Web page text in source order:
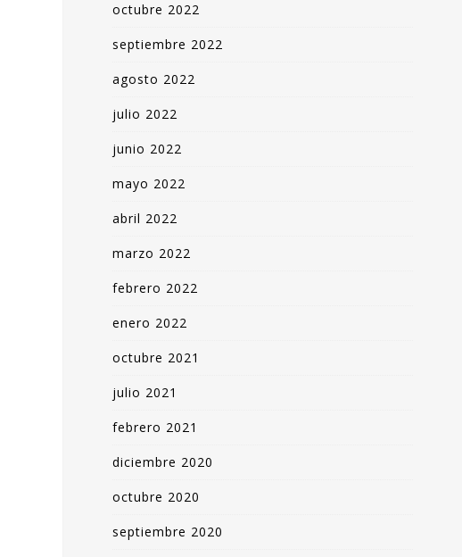
octubre 2022
septiembre 2022
agosto 2022
julio 2022
junio 2022
mayo 2022
abril 2022
marzo 2022
febrero 2022
enero 2022
octubre 2021
julio 2021
febrero 2021
diciembre 2020
octubre 2020
septiembre 2020